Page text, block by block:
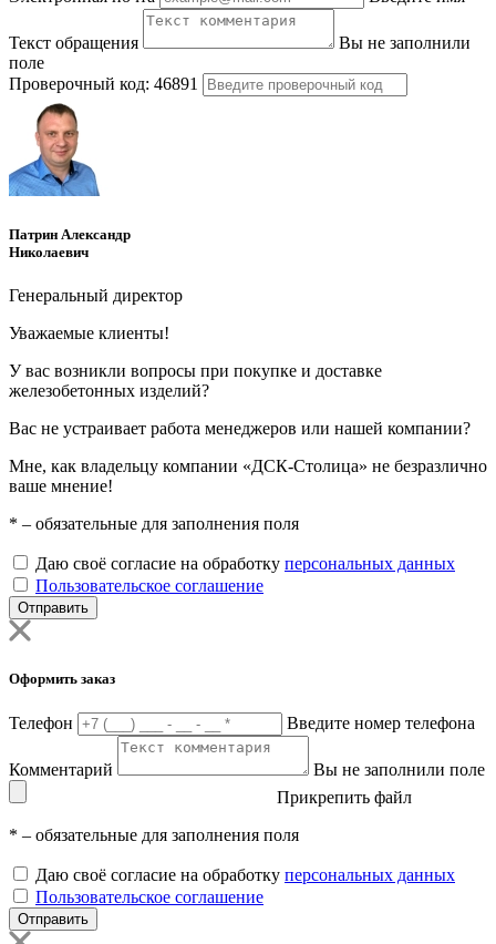
Текст обращения
Вы не заполнили
поле
Проверочный код: 46891
Патрин Александр
Николаевич
Генеральный директор
Уважаемые клиенты!
У вас возникли вопросы при покупке и доставке
железобетонных изделий?
Вас не устраивает работа менеджеров или нашей компании?
Мне, как владельцу компании «ДСК-Столица» не безразлично
ваше мнение!
* – обязательные для заполнения поля
Даю своё согласие на обработку персональных данных
Пользовательское соглашение
Отправить
Оформить заказ
Телефон Введите номер телефона
Комментарий
Вы не заполнили поле
Прикрепить файл
* – обязательные для заполнения поля
Даю своё согласие на обработку персональных данных
Пользовательское соглашение
Отправить